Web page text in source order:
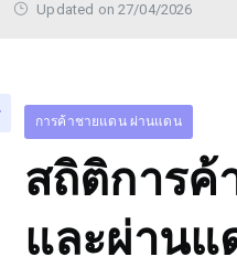
Updated on 27/04/2026
การค้าชายแดน ผ่านแดน
สถิติการค้
และผ่านแ